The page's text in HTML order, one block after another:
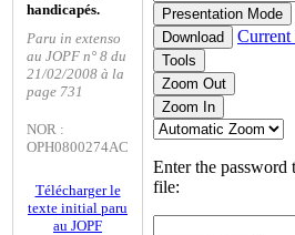
handicapés.
Paru in extenso
au JOPF n° 8 du
21/02/2008 à la
page 731
NOR :
OPH0800274AC
Télécharger le
texte initial paru
au JOPF
Presentation Mode
Download
Tools
Zoom Out
Zoom In
Enter the password
file: